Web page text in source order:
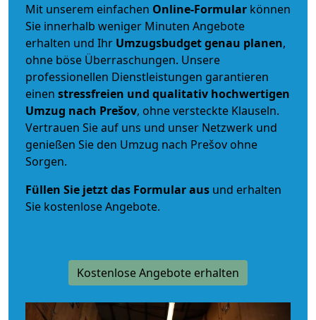
Mit unserem einfachen Online-Formular können
Sie innerhalb weniger Minuten Angebote
erhalten und Ihr Umzugsbudgetgenau planen,
ohne böse Überraschungen. Unsere
professionellen Dienstleistungen garantieren
einen stressfreien und qualitativ hochwertigen
Umzug nach Prešov, ohne versteckte Klauseln.
Vertrauen Sie auf uns und unser Netzwerk und
genießen Sie den Umzug nach Prešov ohne
Sorgen.
Füllen Sie jetzt das Formular aus und erhalten
Sie kostenlose Angebote.
Kostenlose Angebote erhalten